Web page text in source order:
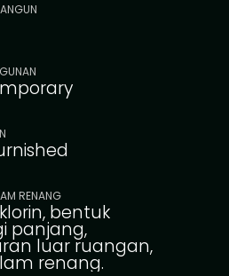
RENANG
bentuk
panjang,
luar ruangan,
renang.